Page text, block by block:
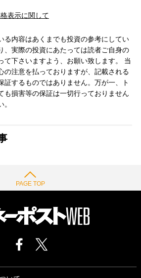
表示に関して
る内容はあくまでも投資の参考にしてい
、実際の投資にあたっては読者ご自身の
て下さいますよう、お願い致します。 当
の注意を払っておりますが、記載される
証するものではありません。万が一、ト
も損害等の保証は一切行っておりません
PAGE TOP